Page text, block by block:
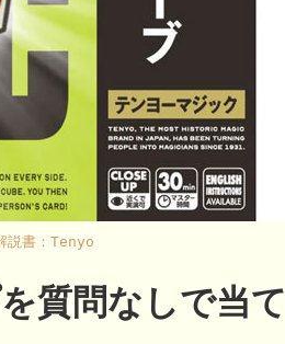
説書：Tenyo
質問なしで当て